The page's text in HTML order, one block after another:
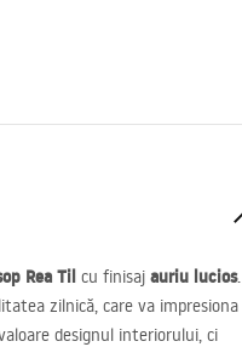
Rea Til cu finisaj auriu lucios.
zilnică, care va impresiona
designul interiorului, ci